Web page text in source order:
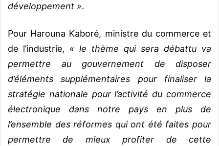
développement ».
Pour Harouna Kaboré, ministre du commerce et
de l’industrie, « le thème qui sera débattu va
permettre au gouvernement de disposer
d’éléments supplémentaires pour finaliser la
stratégie nationale pour l’activité du commerce
électronique dans notre pays en plus de
l’ensemble des réformes qui ont été faites pour
permettre de mieux profiter de cette